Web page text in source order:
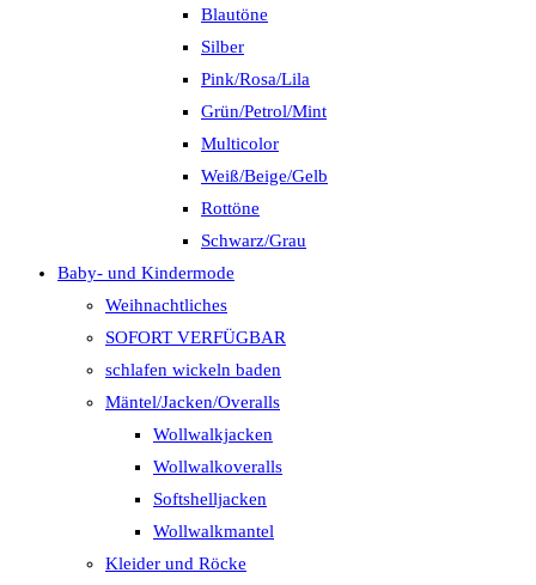
Blautöne
Silber
Pink/Rosa/Lila
Grün/Petrol/Mint
Multicolor
Weiß/Beige/Gelb
Rottöne
Schwarz/Grau
Baby- und Kindermode
Weihnachtliches
SOFORT VERFÜGBAR
schlafen wickeln baden
Mäntel/Jacken/Overalls
Wollwalkjacken
Wollwalkoveralls
Softshelljacken
Wollwalkmantel
Kleider und Röcke